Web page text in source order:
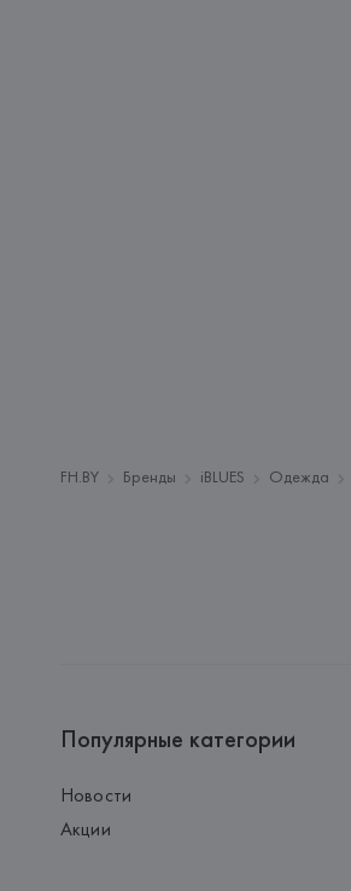
FH.BY Бренды iBLUES Одежда
Популярные категории
Новости
Акции